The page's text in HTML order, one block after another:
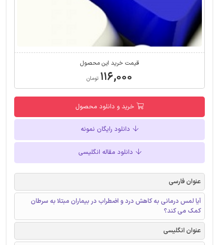
قیمت خرید این محصول
۱۱۶,۰۰۰ تومان
خرید و دانلود محصول
دانلود رایگان نمونه
دانلود مقاله انگلیسی
عنوان فارسی
آیا لمس درمانی به کاهش درد و اضطراب در بیماران مبتلا به سرطان
کمک می کند؟
عنوان انگلیسی